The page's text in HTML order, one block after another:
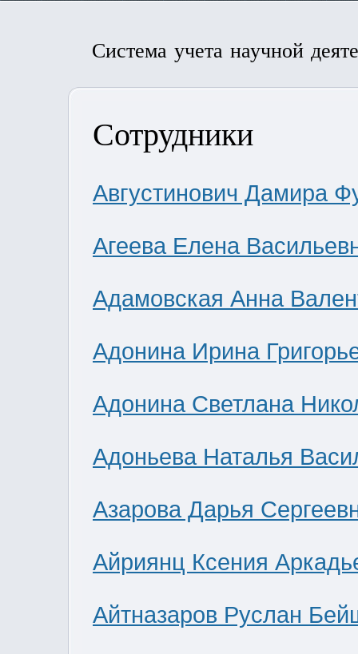
Система учета научной
Сотрудники
Августинович Дамира
Агеева Елена
Адамовская Анна
Адонина Ирина
Адонина Светлана
Адоньева Наталья
Азарова Дарья
Айриянц Ксения
Айтназаров Руслан